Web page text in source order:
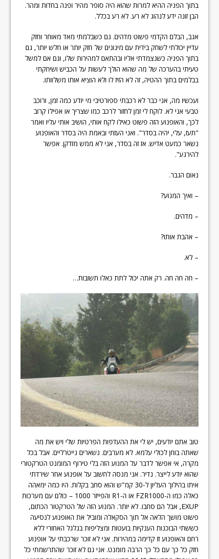
בתוך הפניה ההיא למרות שהוא היה סופר מהיר ופנה בחדות ומהר.
הבן זונה ידע לנהוג לא רע. לא רע בכלל.
אגב, הבלם הקדמי פשוט מדהים. גם כשבלמתי מאד מאוחר וחזק
עדיין יכולתי לשחק בידית עם מינונים של חזק יותר או חלש יותר, גם
בתוך הפניה כשנצמדתי אליו ובהתאם למהירות שלו, וגם אם למשל
טעיתי בהערכה של מה שהוא הולך לעשות על הכביש ושיחקתי
בבלמים בתוך ההטיה, זה לא הזיז לו ולא הוציא אותו משלוותו.
ועכשיו מה, אני כבר לא רכבתי ספורטיבי מי יודע כמה זמן, ורוכב
טבעי אני לא. לוקח לי זמן לחזור לרכב כמו שצריך או אפילו קרוב
לכך, והאופנוע הזה פשוט כאילו לקח אותי, הושיב אותי עליו ואמר
"תעז, עלי, יהיה בסדר". ואני העזתי ובאמת היה בסדר והאופנוע
נשאר כמעט אדיש. אז זה בסדר, אני לא ממש מזדקן. אפשר
להירגע".
נאום הגבר.
– ואיך המנוע?
– מדהים.
– אהבת אותו?
– לא.
– חה חה חה. רק אתה יכול לתת כאלו תשובות…
טוב אתם יודעים, יש לי את ההעדפות הפרטיות שלי ויש את מה
שאתה בוחן לכולי עלמא. לא מערבים. נשארים נייטרליים. אבל בכל
מקרה, אי אפשר לדבר על המנוע הזה בלי טירוף המומנט הטרקטורי
שהוא יודע לייצר. נדיר. אני מנסה לחשוב על אופנוע אחר שירדתי
איתו בהילוך העליון ל-30 קמ"ש והוא סחב בקלות. היו כמה ימאהה
כאלה כמו ה-FZR1000 או ה-R1 והפייזר 1000 – כולם עם מערכות
EXUP, אבל הם סחבו. לא יותר. המנוע הזה של הטרקטור הכתום,
פשוט מושך הלאה אל תוך הסקאלה ומוביל את האופנוע לנסיעה
כששתי הבוכנות הענקיות בועטות ומצליפות בגלגל האחורי ללא
רחם והאופנוע זז קדימה במהירות. אני לא זוכר שרכבתי על אופנוע
חזק כל כך עם כל כך הרבה מומנט. אני גם לא זוכר שהתרשמתי כל